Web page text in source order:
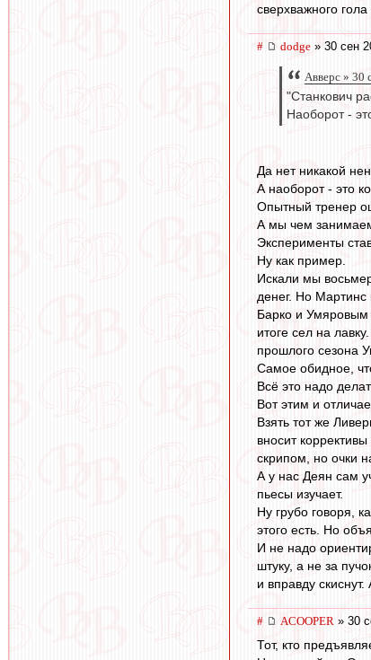
сверхважного
# dodge » 30 сен
Авверс » 30
"Станкович
Наоборот -
Да нет никакой
А наоборот - это
Опытный тренер
А мы чем
Эксперименты
Ну как пример.
Искали мы
денег. Но Мартинс
Барко и Умяровым
итоге сел на
прошлого сезона
Самое обидное,
Всё это надо
Вот этим и
Взять тот же
вносит
скрипом, но очки
А у нас Деян сам
пьесы изучает.
Ну грубо говоря,
этого есть. Но
И не надо
штуку, а не за
и вправду
# ACOOPER » 30
Тот, кто